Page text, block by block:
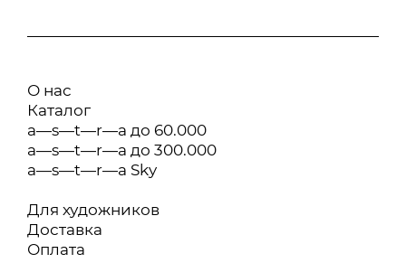
О нас
Каталог
a—s—t—r—a до 60.000
a—s—t—r—a до 300.000
a—s—t—r—a Sky
Для художников
Доставка
Оплата